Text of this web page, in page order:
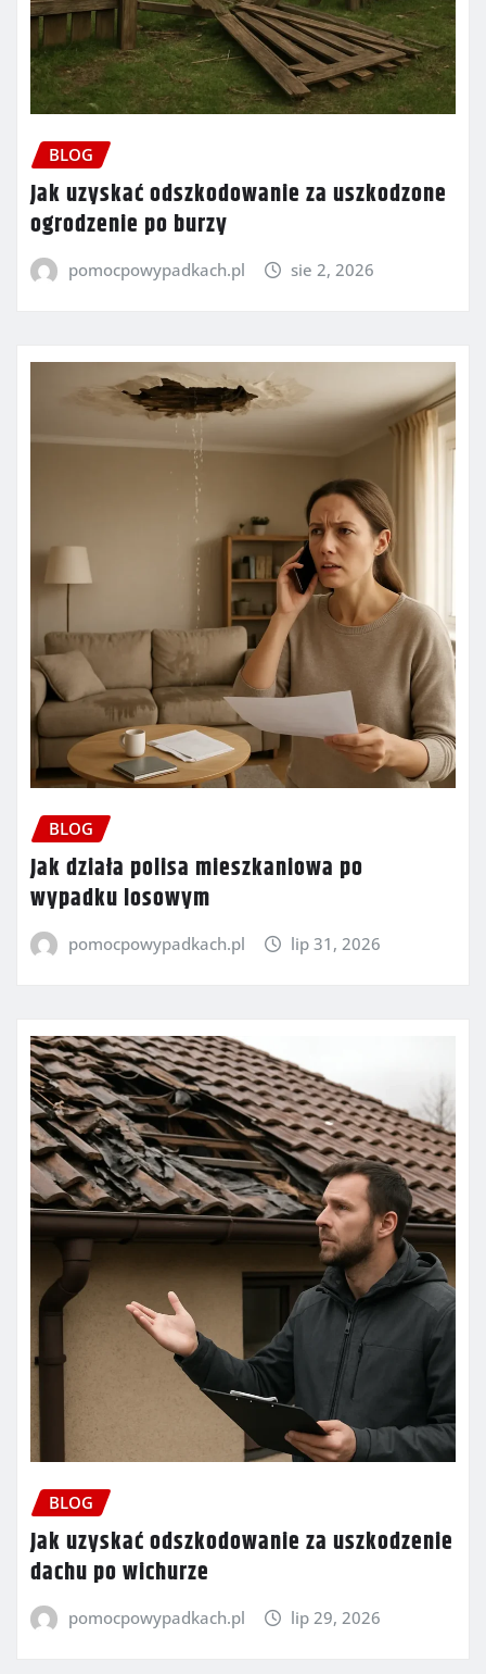
BLOG
Jak uzyskać odszkodowanie za uszkodzone
ogrodzenie po burzy
pomocpowypadkach.pl sie 2, 2026
BLOG
Jak działa polisa mieszkaniowa po
wypadku losowym
pomocpowypadkach.pl lip 31, 2026
BLOG
Jak uzyskać odszkodowanie za uszkodzenie
dachu po wichurze
pomocpowypadkach.pl lip 29, 2026